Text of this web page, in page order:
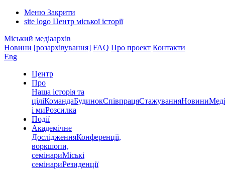
Меню Закрити
site logo Центр міської історії
Міський медіаархів
Новини [розархівування] FAQ Про проект Контакти
Eng
Центр
Про
Наша історія та
ціліКомандаБудинокСпівпрацяСтажуванняНовини
і миРозсилка
Події
Академічне
ДослідженняКонференції,
воркшопи,
семінариМіські
семінариРезиденції